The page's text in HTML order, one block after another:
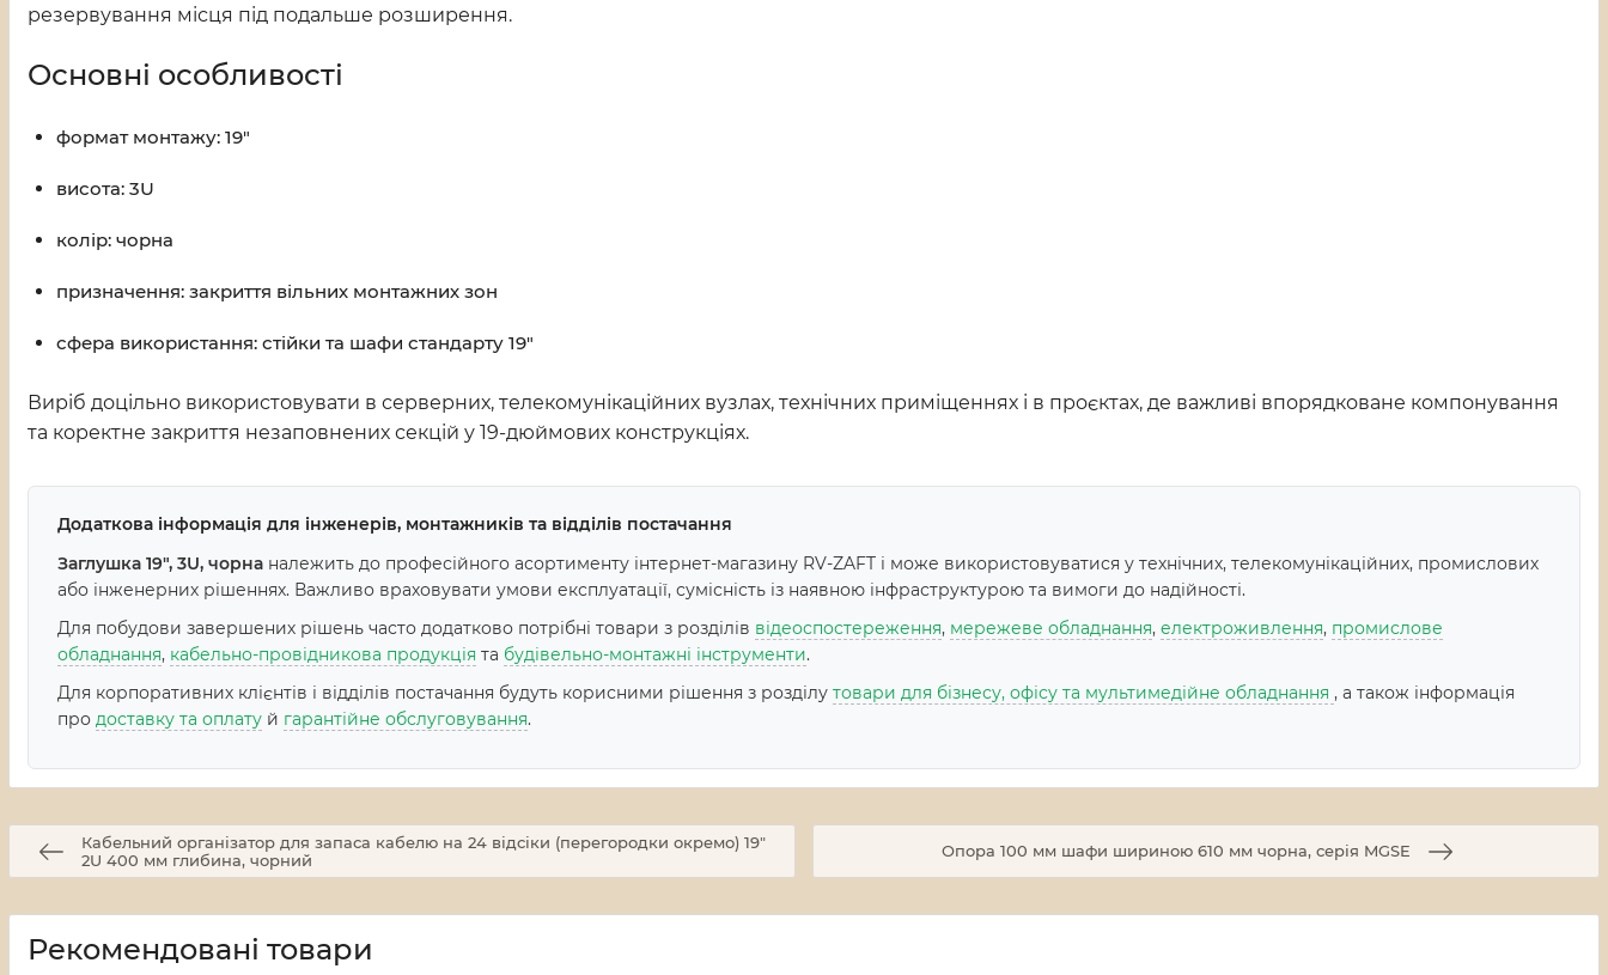
резервування місця під подальше розширення.
Основні особливості
формат монтажу: 19"
висота: 3U
колір: чорна
призначення: закриття вільних монтажних зон
сфера використання: стійки та шафи стандарту 19"
Виріб доцільно використовувати в серверних, телекомунікаційних вузлах, технічних приміщеннях і в проєктах, де важливі впорядковане компонування
та коректне закриття незаповнених секцій у 19-дюймових конструкціях.
Додаткова інформація для інженерів, монтажників та відділів постачання
Заглушка 19", 3U, чорна належить до професійного асортименту інтернет-магазину RV-ZAFT і може використовуватися у технічних, телекомунікаційних, промислових
або інженерних рішеннях. Важливо враховувати умови експлуатації, сумісність із наявною інфраструктурою та вимоги до надійності.
Для побудови завершених рішень часто додатково потрібні товари з розділів відеоспостереження, мережеве обладнання, електроживлення, промислове
обладнання, кабельно-провідникова продукція та будівельно-монтажні інструменти.
Для корпоративних клієнтів і відділів постачання будуть корисними рішення з розділу товари для бізнесу, офісу та мультимедійне обладнання , а також інформація
про доставку та оплату й гарантійне обслуговування.
Кабельний організатор для запаса кабелю на 24 відсіки (перегородки окремо) 19"
2U 400 мм глибина, чорний
Опора 100 мм шафи шириною 610 мм чорна, серія MGSE
Рекомендовані товари